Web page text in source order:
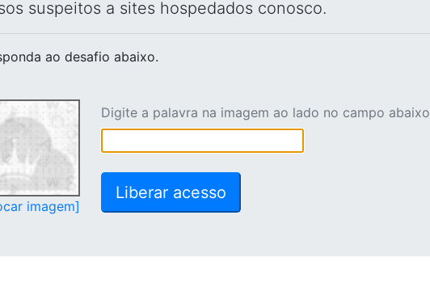
suspeitos a sites hospedados conosco.
ao desafio abaixo.
imagem]
Digite a palavra na imagem ao lado no campo abaixo